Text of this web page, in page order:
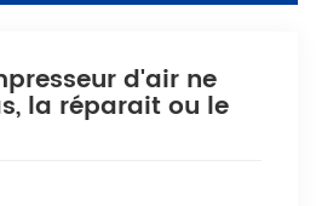
d'air ne
la réparait ou le